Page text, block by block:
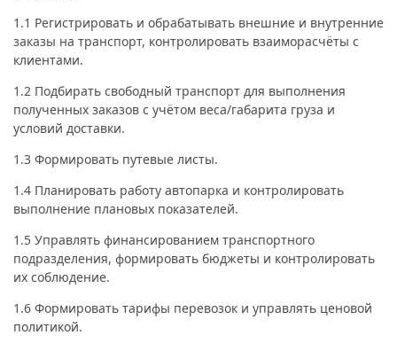
1.1 Регистрировать и обрабатывать внешние и внутренние
заказы на транспорт, контролировать взаиморасчёты с
клиентами.
1.2 Подбирать свободный транспорт для выполнения
полученных заказов с учётом веса/габарита груза и
условий доставки.
1.3 Формировать путевые листы.
1.4 Планировать работу автопарка и контролировать
выполнение плановых показателей.
1.5 Управлять финансированием транспортного
подразделения, формировать бюджеты и контролировать
их соблюдение.
1.6 Формировать тарифы перевозок и управлять ценовой
политикой.